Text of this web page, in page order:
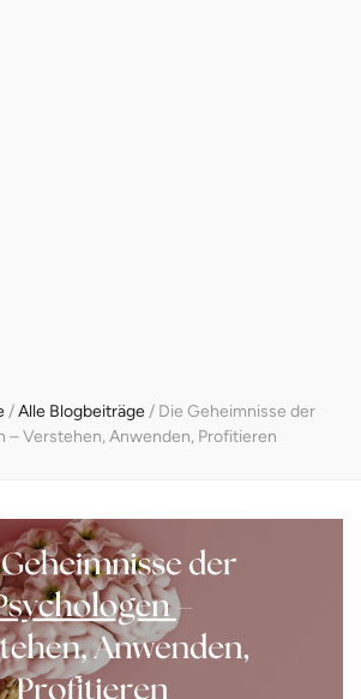
/ Alle Blogbeiträge/ Die Geheimnisse der
– Verstehen, Anwenden, Profitieren